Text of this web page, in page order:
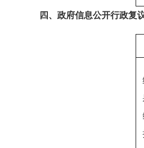
四、政府信息公开行政复